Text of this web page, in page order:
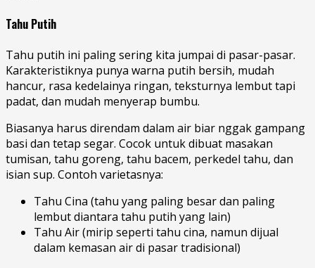
Tahu Putih
Tahu putih ini paling sering kita jumpai di pasar-pasar.
Karakteristiknya punya warna putih bersih, mudah
hancur, rasa kedelainya ringan, teksturnya lembut tapi
padat, dan mudah menyerap bumbu.
Biasanya harus direndam dalam air biar nggak gampang
basi dan tetap segar. Cocok untuk dibuat masakan
tumisan, tahu goreng, tahu bacem, perkedel tahu, dan
isian sup. Contoh varietasnya:
Tahu Cina (tahu yang paling besar dan paling
lembut diantara tahu putih yang lain)
Tahu Air (mirip seperti tahu cina, namun dijual
dalam kemasan air di pasar tradisional)